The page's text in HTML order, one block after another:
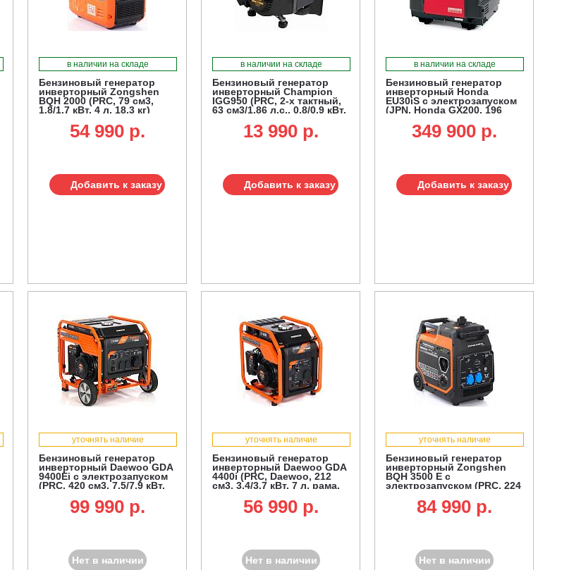
в наличии на складе
Бензиновый генератор
инверторный Zongshen
BQH 2000 (PRC, 79 см3,
1.8/1.7 кВт, 4 л, 18.3 кг)
54 990 p.
Добавить к заказу
в наличии на складе
Бензиновый генератор
инверторный Champion
IGG950 (PRC, 2-х тактный,
63 см3/1.86 л.с., 0.8/0.9 кВт,
13 990 p.
Добавить к заказу
в наличии на складе
Бензиновый генератор
инверторный Honda
EU30iS с электрозапуском
(JPN, Honda GX200, 196
349 900 p.
Добавить к заказу
уточнять наличие
Бензиновый генератор
инверторный Daewoo GDA
9400Ei с электрозапуском
(PRC, 420 см3, 7,5/7,9 кВт,
99 990 p.
Нет в наличии
уточнять наличие
Бензиновый генератор
инверторный Daewoo GDA
4400i (PRC, Daewoo, 212
см3, 3,4/3,7 кВт, 7 л, рама,
56 990 p.
Нет в наличии
уточнять наличие
Бензиновый генератор
инверторный Zongshen
BQH 3500 E с
электрозапуском (PRC, 224
84 990 p.
Нет в наличии